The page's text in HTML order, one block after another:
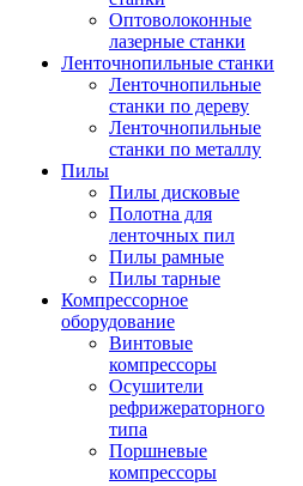
Оптоволоконные
лазерные станки
Ленточнопильные станки
Ленточнопильные
станки по дереву
Ленточнопильные
станки по металлу
Пилы
Пилы дисковые
Полотна для
ленточных пил
Пилы рамные
Пилы тарные
Компрессорное
оборудование
Винтовые
компрессоры
Осушители
рефрижераторного
типа
Поршневые
компрессоры